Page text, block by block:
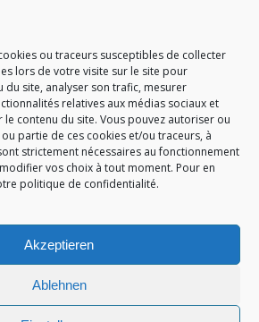
ou traceurs susceptibles de collecter
lors de votre visite sur le site pour
du site, analyser son trafic, mesurer
relatives aux médias sociaux et
contenu du site. Vous pouvez autoriser ou
partie de ces cookies et/ou traceurs, à
strictement nécessaires au fonctionnement
vos choix à tout moment. Pour en
politique de confidentialité.
Akzeptieren
Ablehnen
ISO 9001:2015
AGB EINKAUF
– ALLE RECHTE VORBEHALTEN